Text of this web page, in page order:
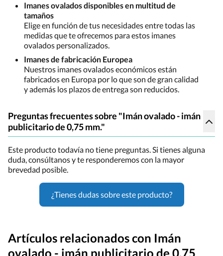
Imanes ovalados disponibles en multitud de
tamaños
Elige en función de tus necesidades entre todas las
medidas que te ofrecemos para estos imanes
ovalados personalizados.
Imanes de fabricación Europea
Nuestros imanes ovalados económicos están
fabricados en Europa por lo que son de gran calidad
y además los plazos de entrega son reducidos.
Preguntas frecuentes sobre "Imán ovalado - imán
publicitario de 0,75 mm."
Este producto todavía no tiene preguntas. Si tienes alguna
duda, consúltanos y te responderemos con la mayor
brevedad posible.
¿Tienes dudas sobre este producto?
Artículos relacionados con Imán
ovalado - imán publicitario de 0,75